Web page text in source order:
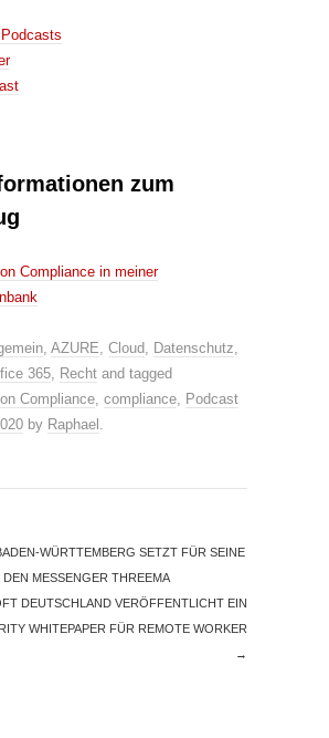
zum
Compliance in meiner
, AZURE, Cloud, Datenschutz,
365, Recht and tagged
Compliance, compliance, Podcast
by Raphael .
WÜRTTEMBERG SETZT FÜR SEINE
MESSENGER THREEMA
DEUTSCHLAND VERÖFFENTLICHT EIN
WHITEPAPER FÜR REMOTE WORKER
→